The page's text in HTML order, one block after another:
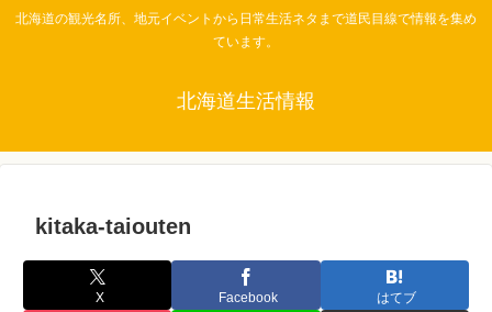
北海道の観光名所、地元イベントから日常生活ネタまで道民目線で情報を集め
ています。
北海道生活情報
kitaka-taiouten
X Facebook はてブ